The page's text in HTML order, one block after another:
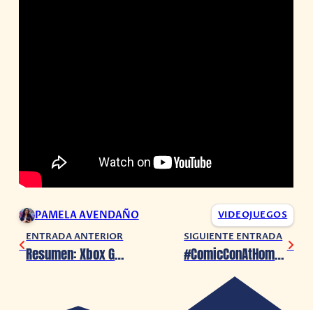
PAMELA AVENDAÑO
VIDEOJUEGOS
ENTRADA ANTERIOR
Resumen: Xbox Games Showcase 2020
SIGUIENTE ENTRADA
#ComicConAtHome: ¡Conoce los nuevos videojuegos y animes de Crunchyroll!